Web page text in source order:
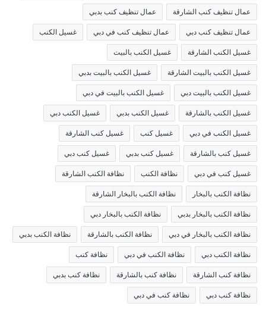
عمال تنظيف كنب الشارقة عمال تنظيف كنب بدبي
عمال تنظيف كنب دبي عمال تنظيف كنب في دبي غسيل الكنب
غسيل الكنب الشارقة غسيل الكنب بالبيت
غسيل الكنب بالبيت الشارقة غسيل الكنب بالبيت بدبي
غسيل الكنب بالبيت دبي غسيل الكنب بالبيت في دبي
غسيل الكنب بالشارقة غسيل الكنب بدبي غسيل الكنب دبي
غسيل الكنب في دبي غسيل كنب غسيل كنب الشارقة
غسيل كنب بالشارقة غسيل كنب بدبي غسيل كنب دبي
غسيل كنب في دبي نظافة الكنب نظافة الكنب الشارقة
نظافة الكنب بالبخار نظافة الكنب بالبخار الشارقة
نظافة الكنب بالبخار بدبي نظافة الكنب بالبخار دبي
نظافة الكنب بالبخار في دبي نظافة الكنب بالشارقة نظافة الكنب بدبي
نظافة الكنب دبي نظافة الكنب في دبي نظافة كنب
نظافة كنب الشارقة نظافة كنب بالشارقة نظافة كنب بدبي
نظافة كنب دبي نظافة كنب في دبي